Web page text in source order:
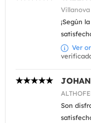
¡Según
Ver
Son